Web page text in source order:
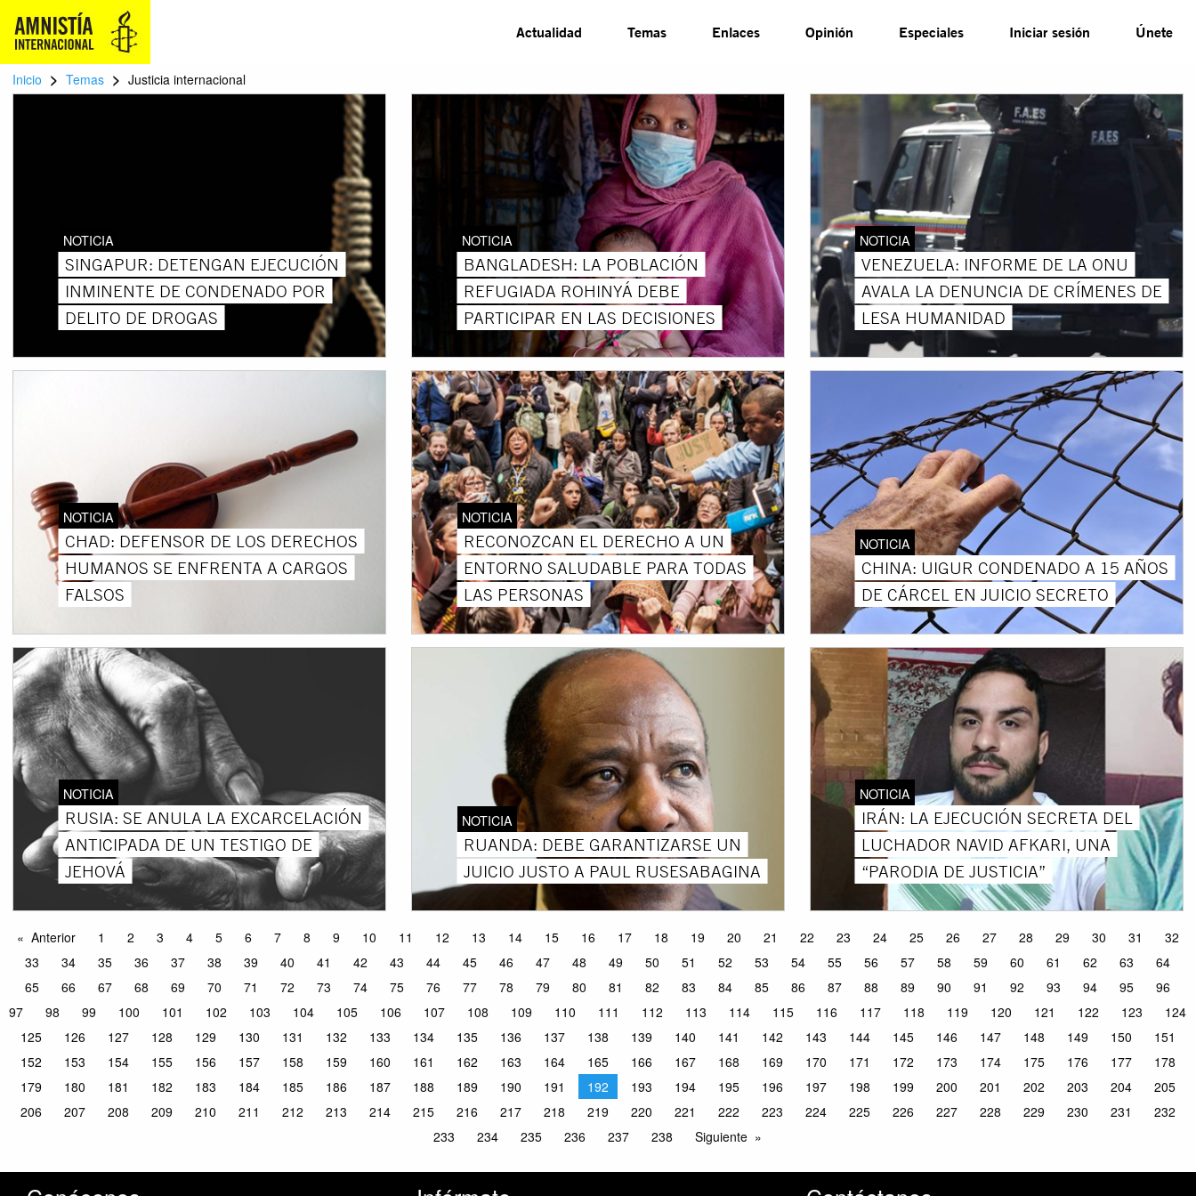
Actualidad Temas Enlaces Opinión Especiales Iniciar sesión Únete
Inicio > Temas > Justicia internacional
NOTICIA
SINGAPUR: DETENGAN EJECUCIÓN
INMINENTE DE CONDENADO POR
DELITO DE DROGAS
NOTICIA
BANGLADESH: LA POBLACIÓN
REFUGIADA ROHINYÁ DEBE
PARTICIPAR EN LAS DECISIONES
NOTICIA
VENEZUELA: INFORME DE LA ONU
AVALA LA DENUNCIA DE CRÍMENES DE
LESA HUMANIDAD
NOTICIA
CHAD: DEFENSOR DE LOS DERECHOS
HUMANOS SE ENFRENTA A CARGOS
FALSOS
NOTICIA
RECONOZCAN EL DERECHO A UN
ENTORNO SALUDABLE PARA TODAS
LAS PERSONAS
NOTICIA
CHINA: UIGUR CONDENADO A 15 AÑOS
DE CÁRCEL EN JUICIO SECRETO
NOTICIA
RUSIA: SE ANULA LA EXCARCELACIÓN
ANTICIPADA DE UN TESTIGO DE
JEHOVÁ
NOTICIA
RUANDA: DEBE GARANTIZARSE UN
JUICIO JUSTO A PAUL RUSESABAGINA
NOTICIA
IRÁN: LA EJECUCIÓN SECRETA DEL
LUCHADOR NAVID AFKARI, UNA
“PARODIA DE JUSTICIA”
Anterior 1 2 3 4 5 6 7 8 9 10 11 12 13 14 15 16 17 18 19 20 21 22 23 24 25 26 27 28 29 30 31
32
33
34 35 36 37 38 39 40 41 42 43 44 45 46 47 48 49 50 51 52 53 54 55 56 57 58 59 60 61 62 63
64
65
66 67 68 69 70 71 72 73 74 75 76 77 78 79 80 81 82 83 84 85 86 87 88 89 90 91 92 93 94 95
96
97
98 99 100 101 102 103 104 105 106 107 108 109 110 111 112 113 114 115 116 117 118 119 120 121 122 123
124
125
126 127 128 129 130 131 132 133 134 135 136 137 138 139 140 141 142 143 144 145 146 147 148 149 150
151
152
153 154 155 156 157 158 159 160 161 162 163 164 165 166 167 168 169 170 171 172 173 174 175 176 177
178
179
180 181 182 183 184 185 186 187 188 189 190 191 192 193 194 195 196 197 198 199 200 201 202 203 204
205
206
207 208 209 210 211 212 213 214 215 216 217 218 219 220 221 222 223 224 225 226 227 228 229 230 231
232
233
234 235 236 237 238 Siguiente